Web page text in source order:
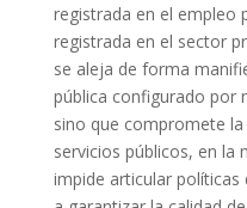
registrada en el empleo
registrada en el sector
se aleja de forma
pública configurado por
sino que compromete
servicios públicos, en la
impide articular políticas